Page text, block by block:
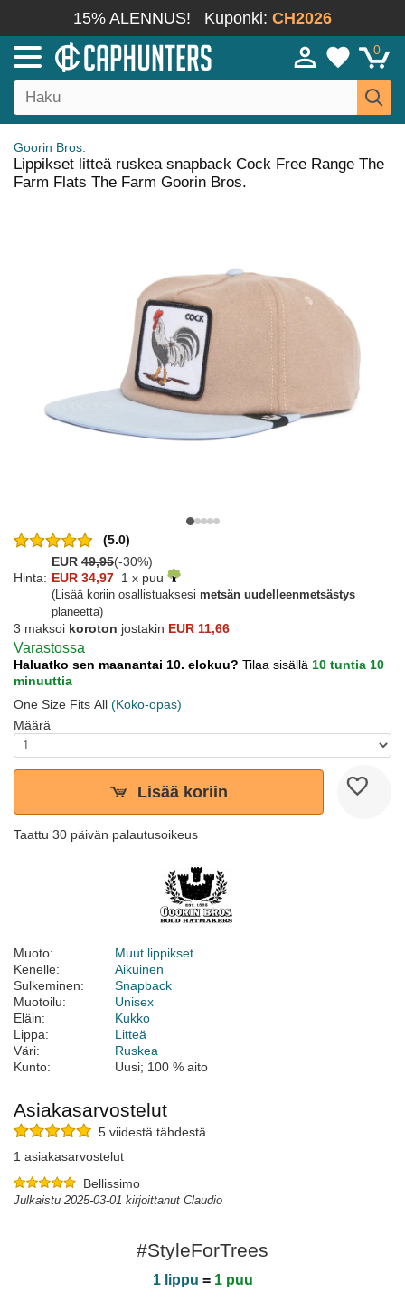
15% ALENNUS! Kuponki: CH2026
0
Goorin Bros.
Lippikset litteä ruskea snapback Cock Free Range The
Farm Flats The Farm Goorin Bros.
(5.0)
EUR 49,95(-30%)
Hinta: EUR 34,97 1 x puu
(Lisää koriin osallistuaksesi metsän uudelleenmetsästys
planeetta)
3 maksoi koroton jostakin EUR 11,66
Varastossa
Haluatko sen maanantai 10. elokuu? Tilaa sisällä 10 tuntia 10
minuuttia
One Size Fits All (Koko-opas)
Määrä
Lisää koriin
Taattu 30 päivän palautusoikeus
Muoto:
Muut lippikset
Kenelle:
Aikuinen
Sulkeminen:
Snapback
Muotoilu:
Unisex
Eläin:
Kukko
Lippa:
Litteä
Väri:
Ruskea
Kunto:
Uusi; 100 % aito
Asiakasarvostelut
5 viidestä tähdestä
1 asiakasarvostelut
Bellissimo
Julkaistu 2025-03-01 kirjoittanut Claudio
#StyleForTrees
1 lippu = 1 puu